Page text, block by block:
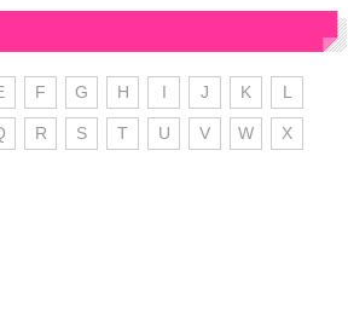
F G H I J K L
R S T U V W X